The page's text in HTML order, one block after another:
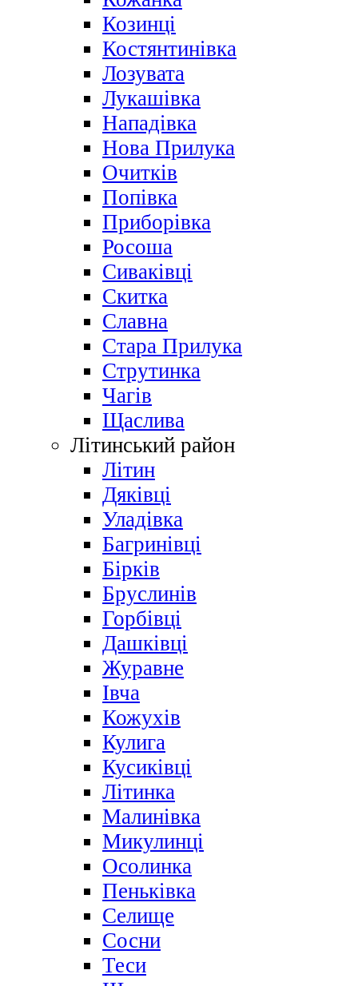
Козинці
Костянтинівка
Лозувата
Лукашівка
Нападівка
Нова Прилука
Очитків
Попівка
Приборівка
Росоша
Сиваківці
Скитка
Славна
Стара Прилука
Струтинка
Чагів
Щаслива
Літинський район
Літин
Дяківці
Уладівка
Багринівці
Бірків
Бруслинів
Горбівці
Дашківці
Журавне
Івча
Кожухів
Кулига
Кусиківці
Літинка
Малинівка
Микулинці
Осолинка
Пеньківка
Селище
Сосни
Теси